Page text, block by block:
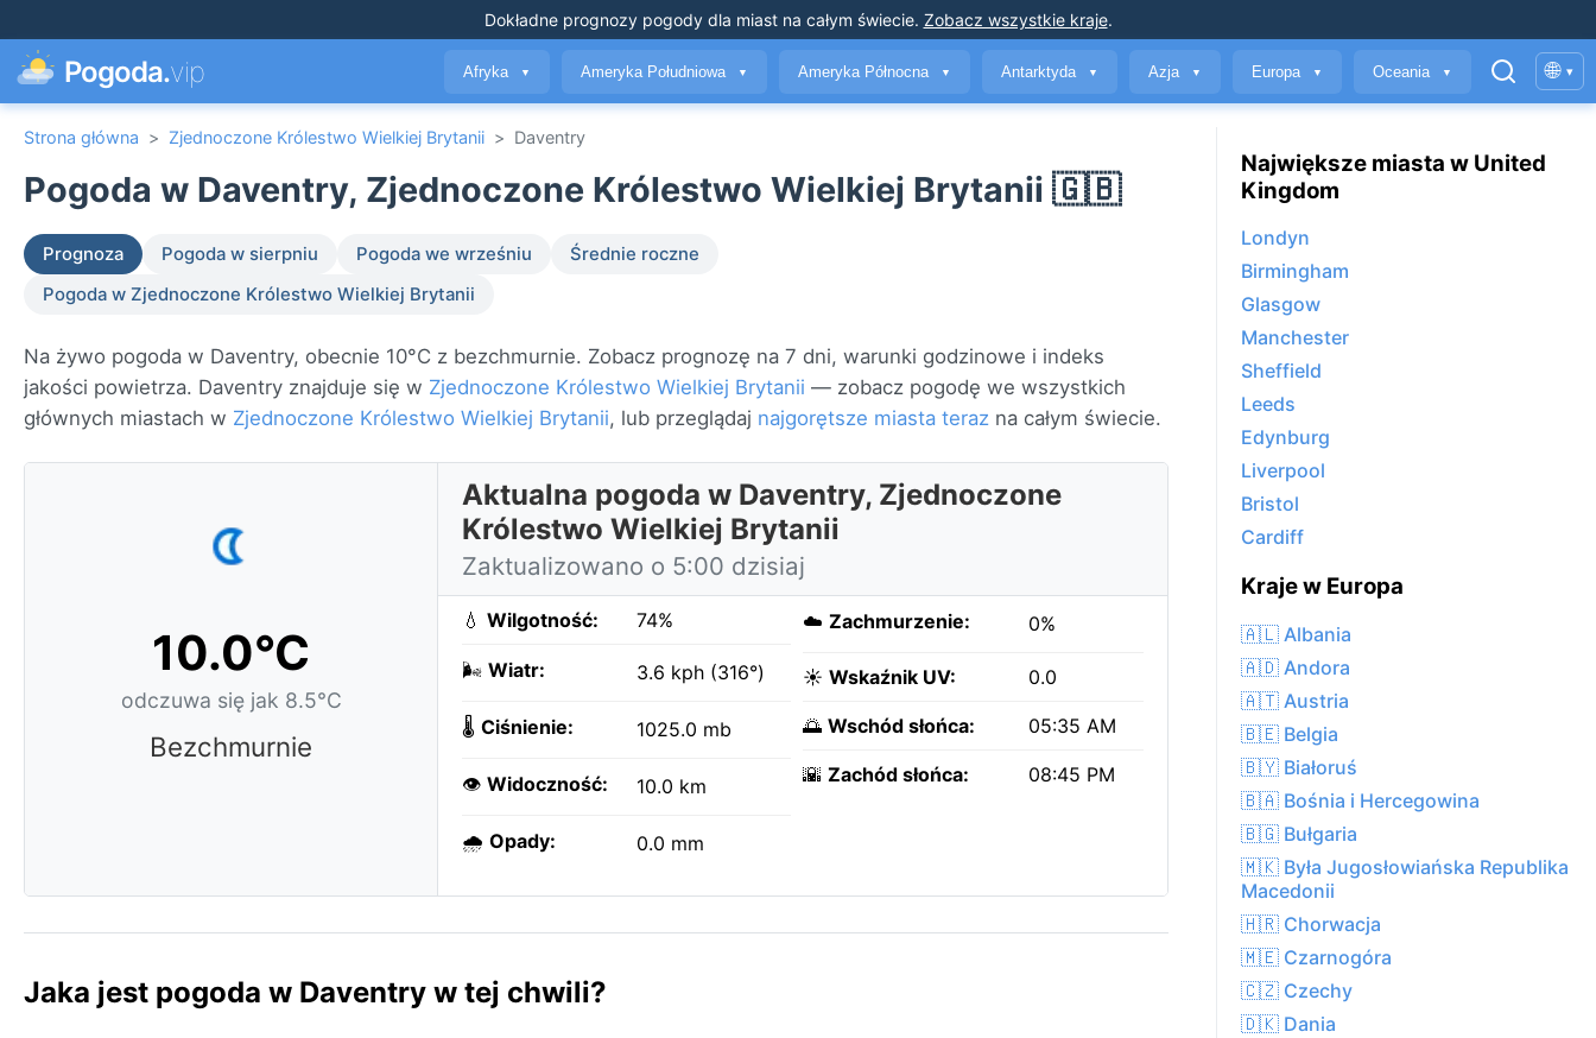
Dokładne prognozy pogodydla miast na całym świecie. Zobacz wszystkie kraje.
Pogoda.vip Afryka ▼ Ameryka Południowa ▼ Ameryka Północna ▼ Antarktyda ▼ Azja ▼ Europa ▼ Oceania ▼ 🌐 ▾
Strona główna > Zjednoczone Królestwo Wielkiej Brytanii > Daventry
Pogoda w Daventry, Zjednoczone Królestwo Wielkiej Brytanii 🇬🇧
Prognoza Pogoda w sierpniu Pogoda we wrześniu
Średnie roczne
Pogoda w Zjednoczone Królestwo Wielkiej Brytanii
Na żywo pogoda w Daventry, obecnie 10°C z bezchmurnie. Zobacz prognozę na 7 dni, warunki godzinowe i indeks
jakości powietrza. Daventry znajduje się w Zjednoczone Królestwo Wielkiej Brytanii — zobacz pogodę we wszystkich
głównych miastach w Zjednoczone Królestwo Wielkiej Brytanii, lub przeglądaj najgorętsze miasta teraz na całym świecie.
10.0°C
odczuwa się jak 8.5°C
Bezchmurnie
Aktualna pogoda w Daventry, Zjednoczone
Królestwo Wielkiej Brytanii
Zaktualizowano o 5:00 dzisiaj
💧 Wilgotność: 74%
🌬️ Wiatr: 3.6 kph (316°)
🌡️ Ciśnienie: 1025.0 mb
👁️ Widoczność: 10.0 km
🌧️ Opady: 0.0 mm
☁️ Zachmurzenie: 0%
☀️ Wskaźnik UV: 0.0
🌅 Wschód słońca: 05:35 AM
🌇 Zachód słońca: 08:45 PM
Jaka jest pogoda w Daventry w tej chwili?
Największe miasta w United
Kingdom
Londyn
Birmingham
Glasgow
Manchester
Sheffield
Leeds
Edynburg
Liverpool
Bristol
Cardiff
Kraje w Europa
🇦🇱 Albania
🇦🇩 Andora
🇦🇹 Austria
🇧🇪 Belgia
🇧🇾 Białoruś
🇧🇦 Bośnia i Hercegowina
🇧🇬 Bułgaria
🇲🇰 Była Jugosłowiańska Republika
Macedonii
🇭🇷 Chorwacja
🇲🇪 Czarnogóra
🇨🇿 Czechy
🇩🇰 Dania